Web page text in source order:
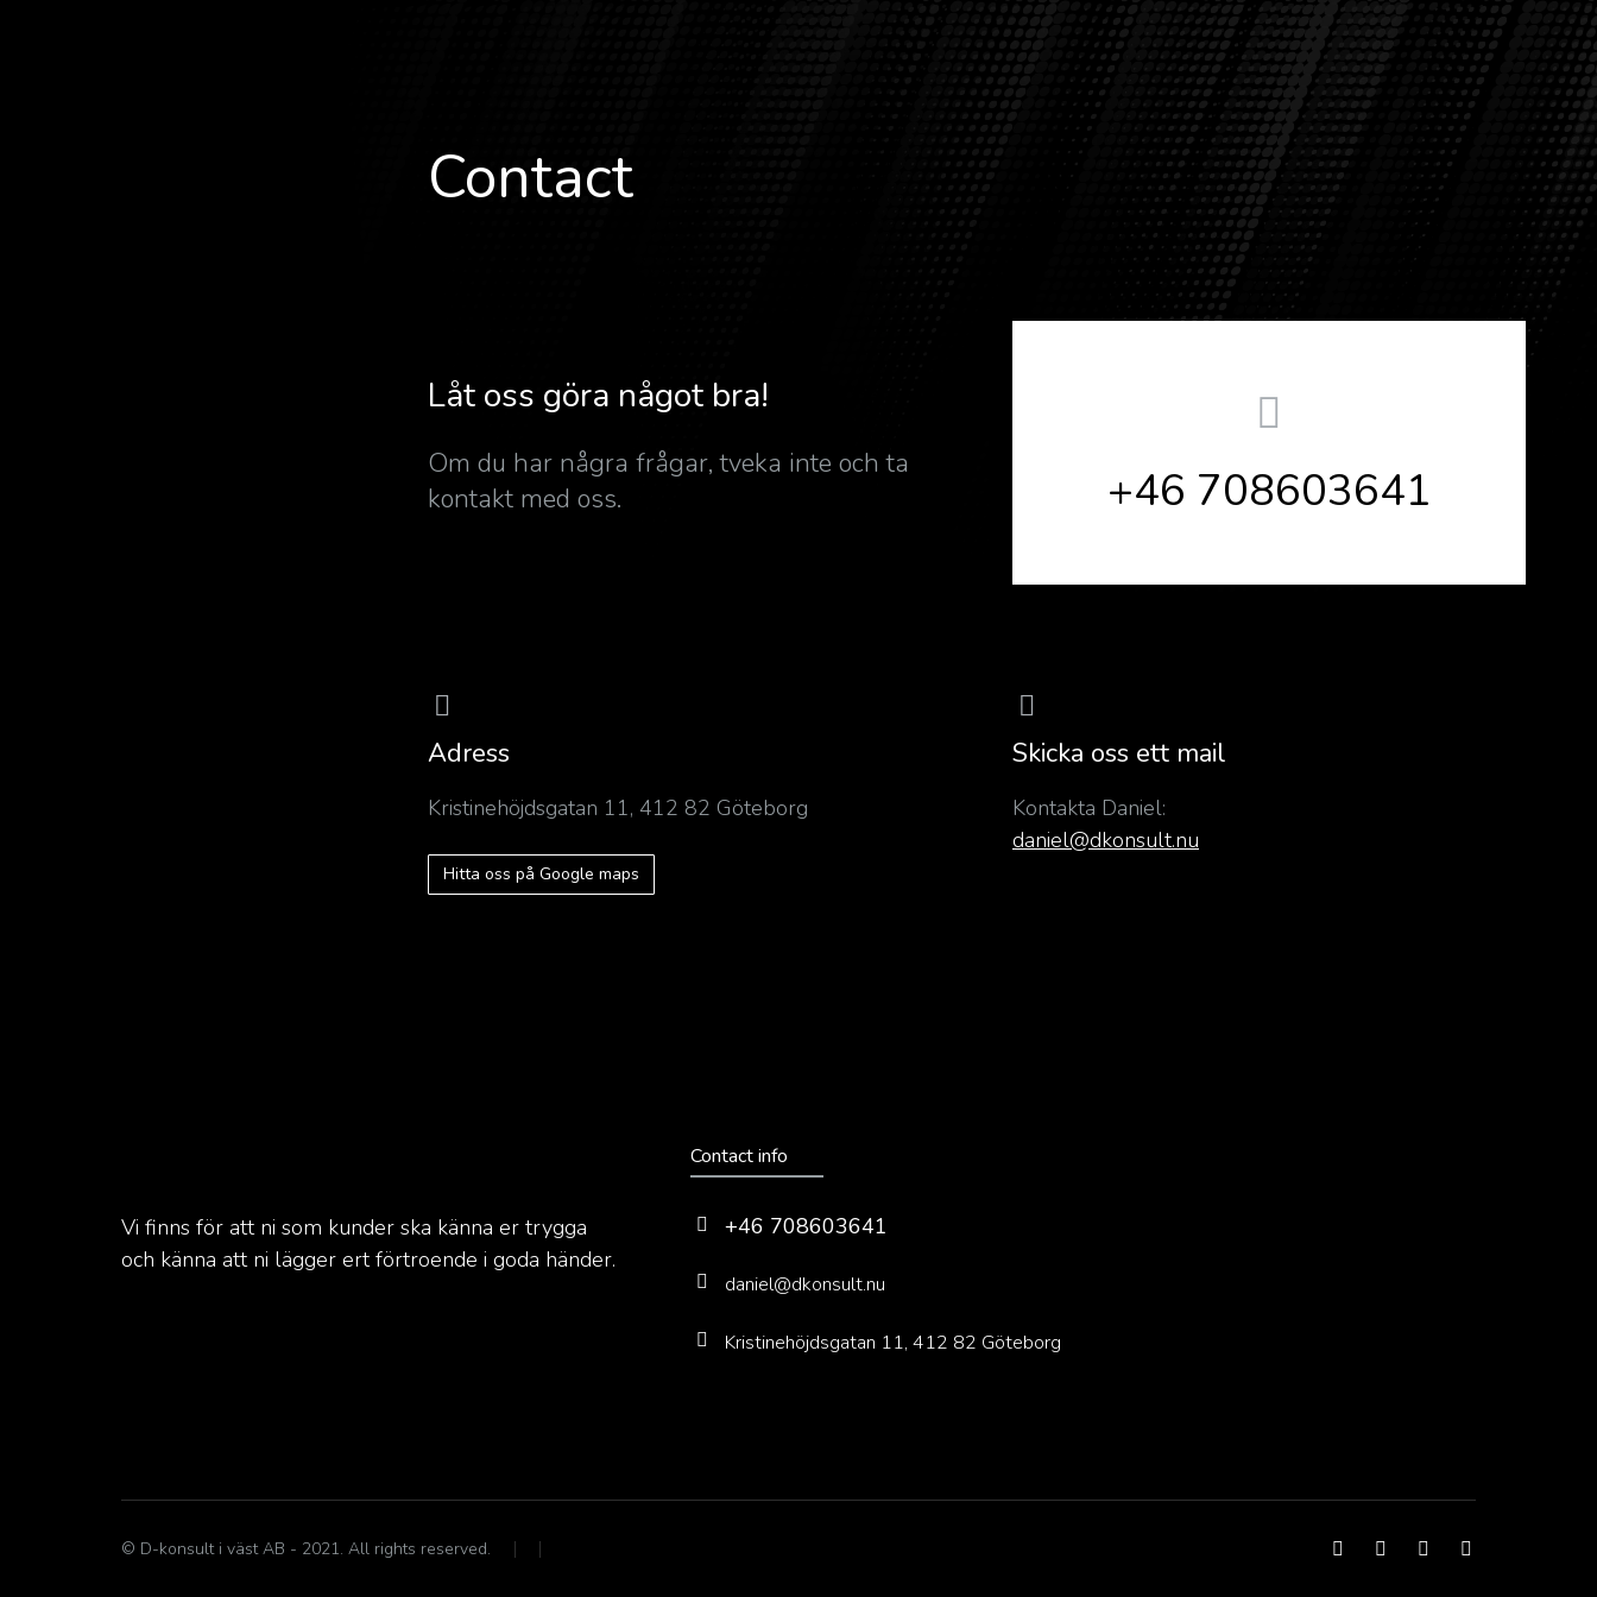
Contact
Låt oss göra något bra!
Om du har några frågar, tveka inte och ta
kontakt med oss.
+46 708603641
Adress
Kristinehöjdsgatan 11, 412 82 Göteborg
Hitta oss på Google maps
Skicka oss ett mail
Kontakta Daniel:
daniel@dkonsult.nu
Vi finns för att ni som kunder ska känna er trygga
och känna att ni lägger ert förtroende i goda händer.
Contact info
+46 708603641
daniel@dkonsult.nu
Kristinehöjdsgatan 11, 412 82 Göteborg
© D-konsult i väst AB - 2021. All rights reserved.